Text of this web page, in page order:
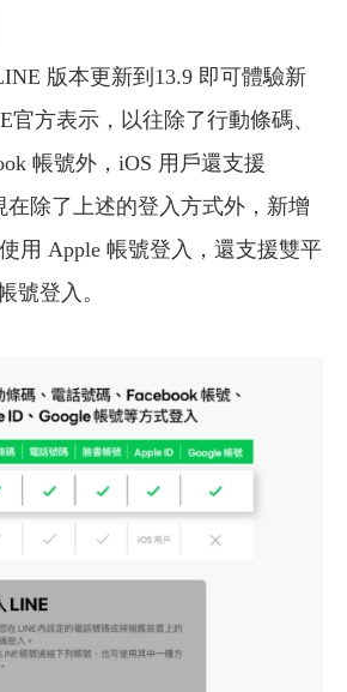
版本更新到13.9 即可體驗新
官方表示，以往除了行動條碼、
帳號外，iOS 用戶還支援
在除了上述的登入方式外，新增
用 Apple 帳號登入，還支援雙平
號登入。